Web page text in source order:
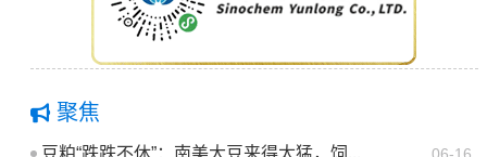
聚焦
06-16
豆粕“跌跌不休”：南美大豆来得太猛，饲...